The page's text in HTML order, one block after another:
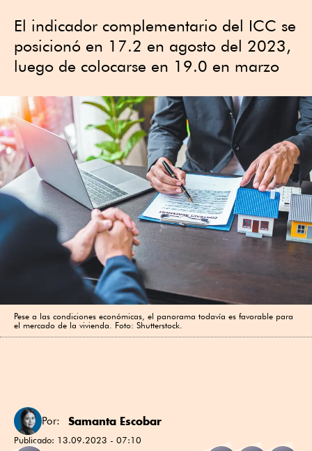
El indicador complementario del ICC se
posicionó en 17.2 en agosto del 2023,
luego de colocarse en 19.0 en marzo
Pese a las condiciones económicas, el panorama todavía es favorable para
el mercado de la vivienda. Foto: Shutterstock.
Por: Samanta Escobar
Publicado: 13.09.2023 - 07:10